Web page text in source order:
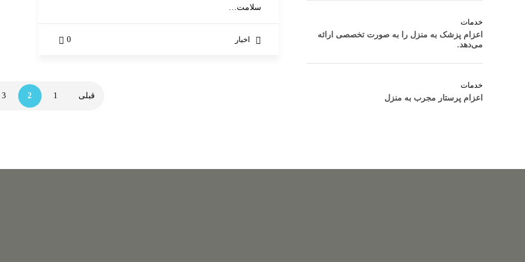
سلامت…
اخبار 0
قبلی 1
2
3
خدمات
اعزام پزشک به منزل را به صورت تخصصی ارائه
می‌دهد.
خدمات
اعزام پرستار مجرب به منزل